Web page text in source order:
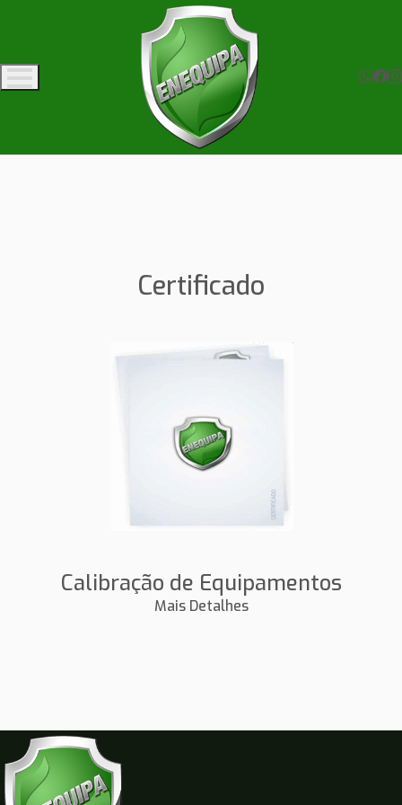
Certificado
Calibração de Equipamentos
Mais Detalhes